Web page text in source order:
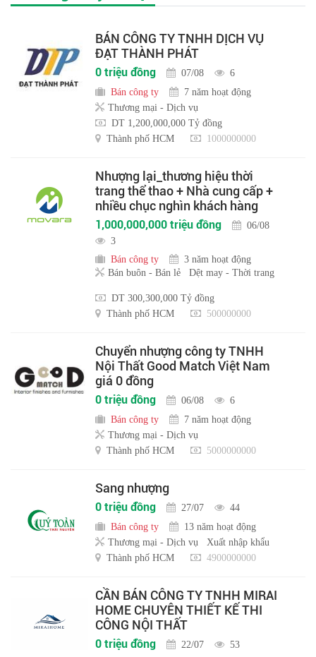
BÁN CÔNG TY TNHH DỊCH VỤ
ĐẠT THÀNH PHÁT
0 triệu đồng 07/08
6
Bán công ty
7 năm hoạt động
Thương mại - Dịch vụ
DT 1,200,000,000 Tỷ đồng
Thành phố HCM
1000000000
Nhượng lại_thương hiệu thời
trang thể thao + Nhà cung cấp +
nhiều chục nghìn khách hàng
1,000,000,000 triệu đồng
06/08
3
Bán công ty
3 năm hoạt động
Bán buôn - Bán lẻ
Dệt may - Thời trang
DT 300,300,000 Tỷ đồng
Thành phố HCM
500000000
Chuyển nhượng công ty TNHH
Nội Thất Good Match Việt Nam
giá 0 đồng
0 triệu đồng 06/08
6
Bán công ty
7 năm hoạt động
Thương mại - Dịch vụ
Thành phố HCM
5000000000
Sang nhượng
0 triệu đồng 27/07
44
Bán công ty
13 năm hoạt động
Thương mại - Dịch vụ
Xuất nhập khẩu
Thành phố HCM
4900000000
CẦN BÁN CÔNG TY TNHH MIRAI
HOME CHUYÊN THIẾT KẾ THI
CÔNG NỘI THẤT
0 triệu đồng 22/07 53